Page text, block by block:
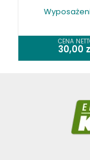
CENA
30,00